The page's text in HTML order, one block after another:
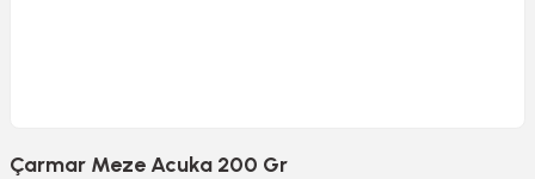
Çarmar Meze Acuka 200 Gr